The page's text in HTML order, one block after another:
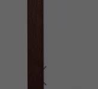
Retour